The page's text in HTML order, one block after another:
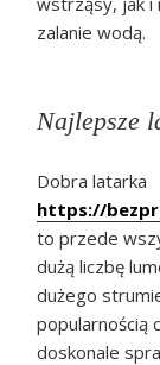
zalanie wodą.
Najlepsze
Dobra latarka
https://
to przede
dużą liczbę
dużego
popularnością
doskonale